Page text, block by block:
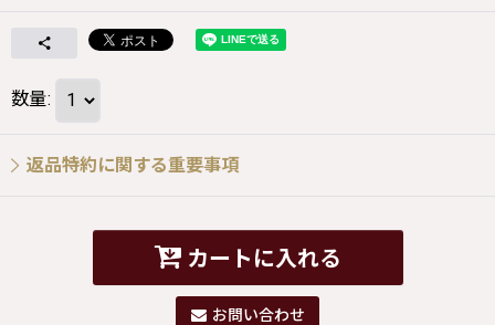
数量:
返品特約に関する重要事項
カートに入れる
お問い合わせ